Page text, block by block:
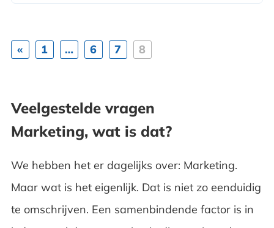
« 1 … 6 7 8
Veelgestelde vragen
Marketing, wat is dat?
We hebben het er dagelijks over: Marketing.
Maar wat is het eigenlijk. Dat is niet zo eenduidig
te omschrijven. Een samenbindende factor is in